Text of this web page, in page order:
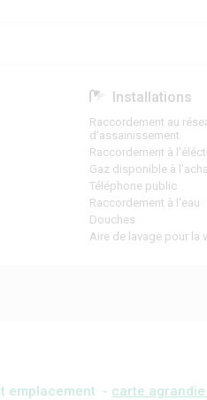
Installations
Raccordement au
d'assainissement
Raccordement à
Gaz disponible à
Téléphone public
Raccordement à l'eau
Douches
Aire de lavage pour la
emplacement - carte